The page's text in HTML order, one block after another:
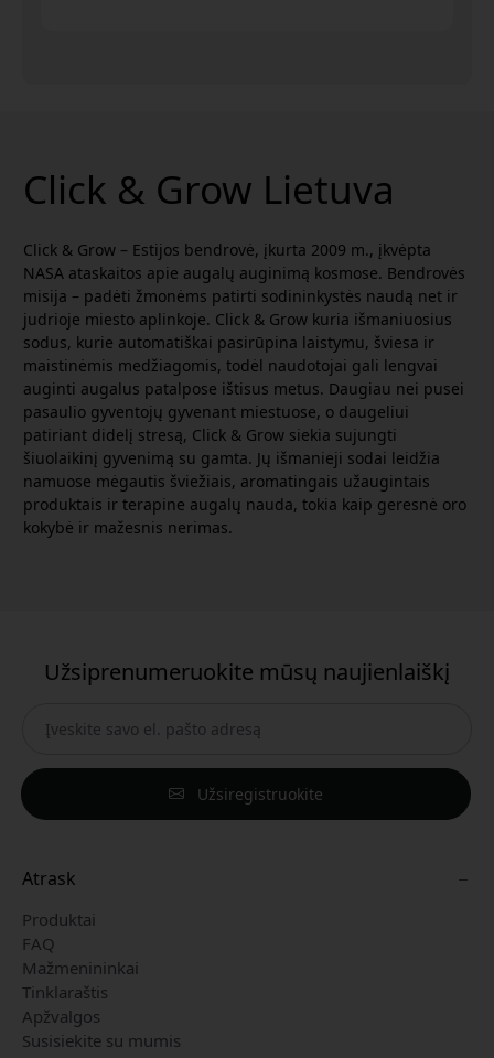
Click & Grow Lietuva
Click & Grow – Estijos bendrovė, įkurta 2009 m., įkvėpta
NASA ataskaitos apie augalų auginimą kosmose. Bendrovės
misija – padėti žmonėms patirti sodininkystės naudą net ir
judrioje miesto aplinkoje. Click & Grow kuria išmaniuosius
sodus, kurie automatiškai pasirūpina laistymu, šviesa ir
maistinėmis medžiagomis, todėl naudotojai gali lengvai
auginti augalus patalpose ištisus metus. Daugiau nei pusei
pasaulio gyventojų gyvenant miestuose, o daugeliui
patiriant didelį stresą, Click & Grow siekia sujungti
šiuolaikinį gyvenimą su gamta. Jų išmanieji sodai leidžia
namuose mėgautis šviežiais, aromatingais užaugintais
produktais ir terapine augalų nauda, tokia kaip geresnė oro
kokybė ir mažesnis nerimas.
Užsiprenumeruokite mūsų naujienlaiškį
Užsiregistruokite
Atrask
Produktai
FAQ
Mažmenininkai
Tinklaraštis
Apžvalgos
Susisiekite su mumis